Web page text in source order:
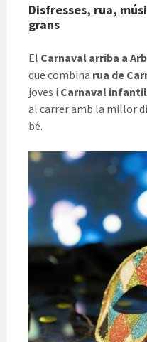
Disfresses, rua,
grans
El Carnaval arriba a
que combina rua de
joves i Carnaval infantil
al carrer amb la millor
bé.